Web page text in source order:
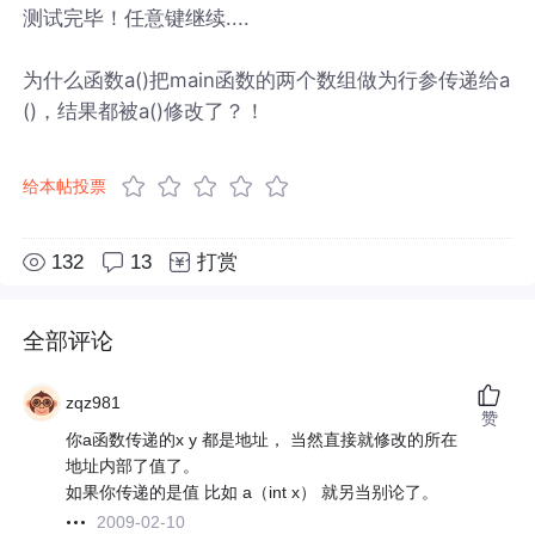
测试完毕！任意键继续....
为什么函数a()把main函数的两个数组做为行参传递给a
()，结果都被a()修改了？！
给本帖投票
132 13 打赏
全部评论
zqz981
你a函数传递的x y 都是地址， 当然直接就修改的所在
地址内部了值了。
如果你传递的是值 比如 a（int x） 就另当别论了。
2009-02-10
赞